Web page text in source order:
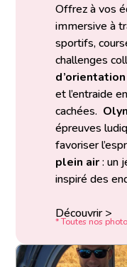
Offrez à vos
immersive à
sportifs,
challenges
d’orientation
et l’entraide
cachées.
épreuves
favoriser
plein air: un
inspiré des
Découvrir >
* Toutes nos